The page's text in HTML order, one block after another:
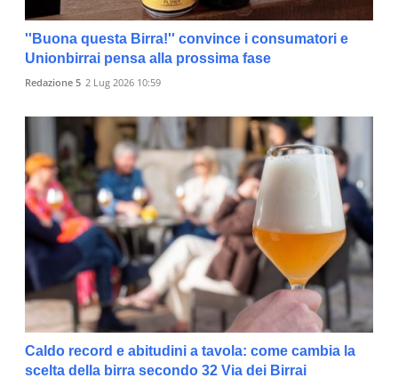
''Buona questa Birra!'' convince i consumatori e
Unionbirrai pensa alla prossima fase
Redazione 5 2 Lug 2026 10:59
Caldo record e abitudini a tavola: come cambia la
scelta della birra secondo 32 Via dei Birrai